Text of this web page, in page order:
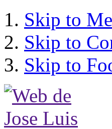
Skip to
Skip to
Skip to